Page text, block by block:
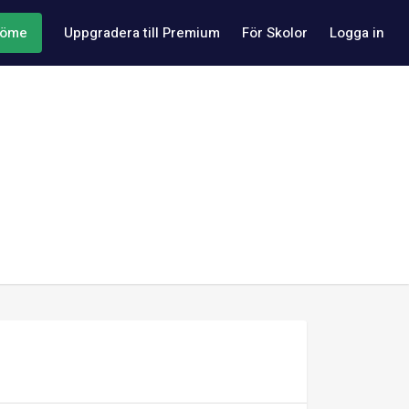
Uppgradera till Premium För Skolor Logga in